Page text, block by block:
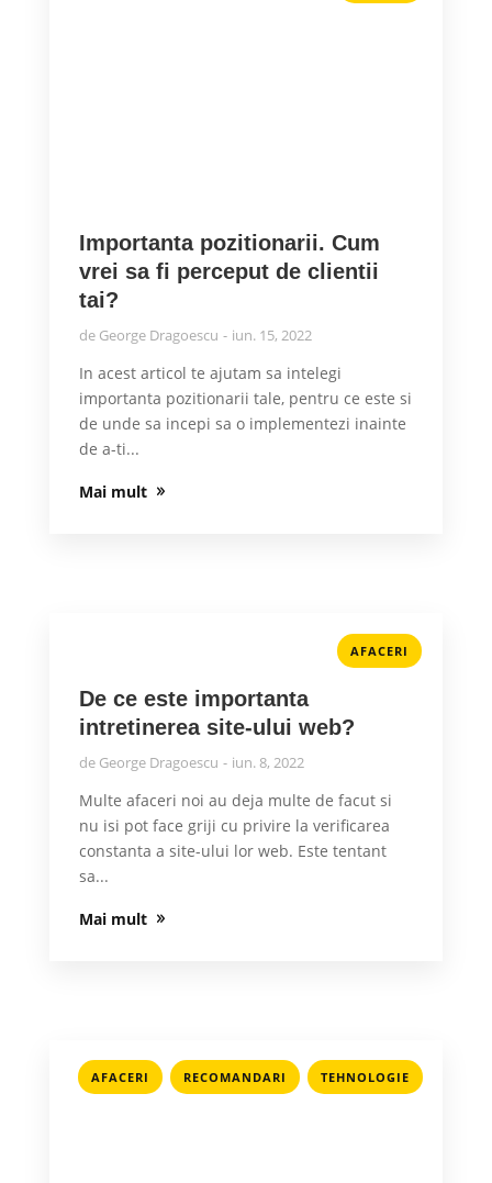
Importanta pozitionarii. Cum
vrei sa fi perceput de clientii
tai?
de George Dragoescu iun. 15, 2022
In acest articol te ajutam sa intelegi
importanta pozitionarii tale, pentru ce este si
de unde sa incepi sa o implementezi inainte
de a-ti...
Mai mult
AFACERI
De ce este importanta
intretinerea site-ului web?
de George Dragoescu iun. 8, 2022
Multe afaceri noi au deja multe de facut si
nu isi pot face griji cu privire la verificarea
constanta a site-ului lor web. Este tentant
sa...
Mai mult
AFACERI , RECOMANDARI , TEHNOLOGIE